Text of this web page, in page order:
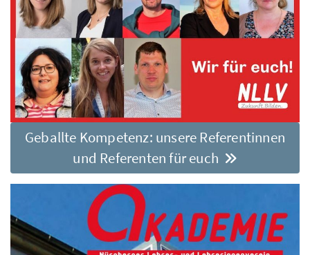
Geballte Kompetenz: unsere Referentinnen
und Referenten für euch